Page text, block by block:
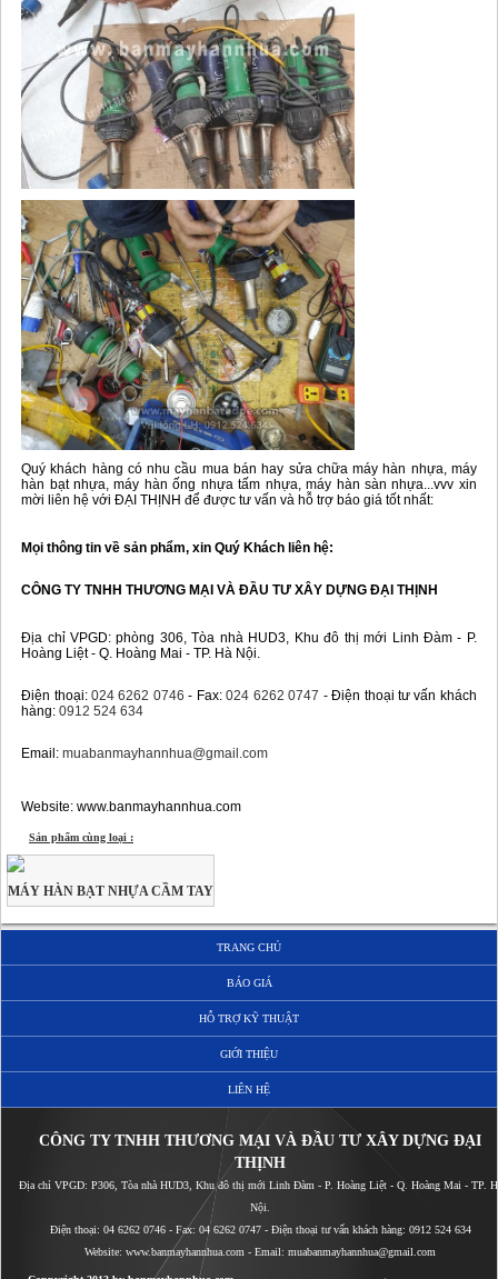
Quý khách hàng có nhu cầu mua bán hay sửa chữa máy hàn nhựa, máy
hàn bạt nhựa, máy hàn ống nhựa tấm nhựa, máy hàn sàn nhựa...vvv xin
mời liên hệ với ĐẠI THỊNH để được tư vấn và hỗ trợ báo giá tốt nhất:
Mọi thông tin về sản phẩm, xin Quý Khách liên hệ:
CÔNG TY TNHH THƯƠNG MẠI VÀ ĐẦU TƯ XÂY DỰNG ĐẠI THỊNH
Địa chỉ VPGD: phòng 306, Tòa nhà HUD3, Khu đô thị mới Linh Đàm - P.
Hoàng Liệt - Q. Hoàng Mai - TP. Hà Nội.
Điện thoại: 024 6262 0746 - Fax:024 6262 0747 - Điện thoại tư vấn khách
hàng:0912 524 634
Email:muabanmayhannhua@gmail.com
Website: www.banmayhannhua.com
Sản phẩm cùng loại :
MÁY HÀN BẠT NHỰA CẦM TAY
TRANG CHỦ
BÁO GIÁ
HỖ TRỢ KỸ THUẬT
GIỚI THIỆU
LIÊN HỆ
CÔNG TY TNHH THƯƠNG MẠI VÀ ĐẦU TƯ XÂY DỰNG ĐẠI
THỊNH
Địa chỉ VPGD: P306, Tòa nhà HUD3, Khu đô thị mới Linh Đàm - P. Hoàng Liệt - Q. Hoàng Mai - TP.
Nội.
Điện thoại: 04 6262 0746- Fax: 04 6262 0747 - Điện thoại tư vấn khách hàng: 0912 524 634
Website: www.banmayhannhua.com - Email: muabanmayhannhua@gmail.com